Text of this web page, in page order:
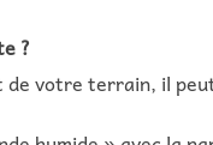
?
de votre terrain, il